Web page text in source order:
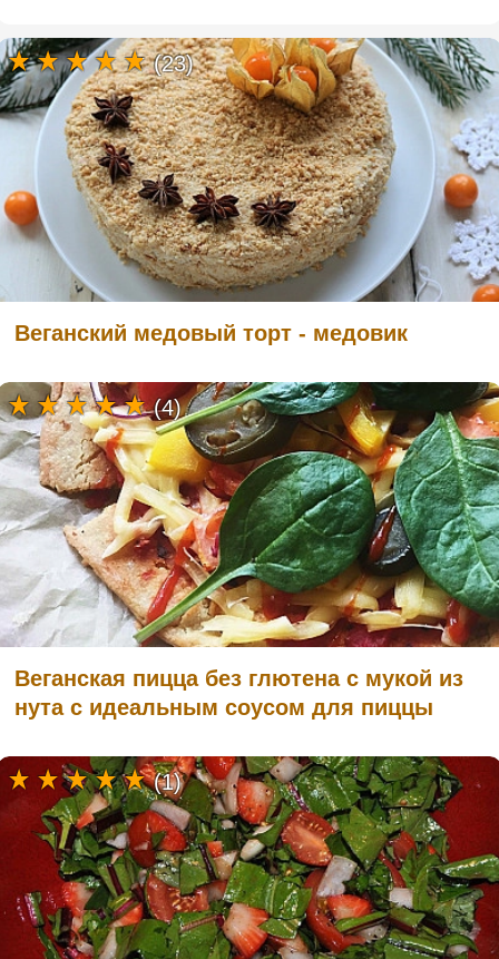
Веганский медовый торт - медовик
(23)
Веганская пицца без глютена с мукой из
нута с идеальным соусом для пиццы
(4)
(1)